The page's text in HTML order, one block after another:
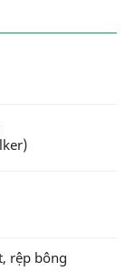
rệp bông